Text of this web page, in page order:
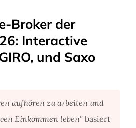
Broker der
Interactive
und Saxo
aufhören zu arbeiten und
Einkommen leben" basiert